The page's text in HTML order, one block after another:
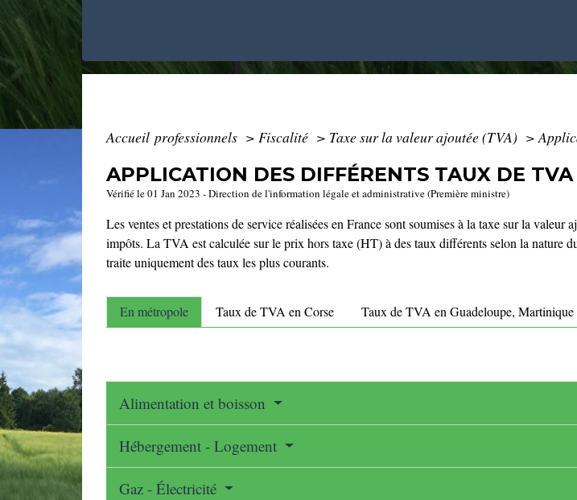
Accueil professionnels > Fiscalité > Taxe sur la valeur ajoutée (TVA) >
APPLICATION DES DIFFÉRENTS TAUX DE TVA
Vérifié le 01 Jan 2023 - Direction de l'information légale et administrative (Première ministre)
Les ventes et prestations de service réalisées en France sont soumises à la taxe sur la
impôts. La TVA est calculée sur le prix hors taxe (HT) à des taux différents selon la nature
traite uniquement des taux les plus courants.
En métropole Taux de TVA en Corse Taux de TVA en Guadeloupe,
Alimentation et boisson
Hébergement - Logement
Gaz - Électricité